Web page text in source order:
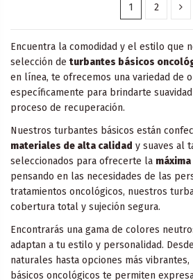
1 2
Encuentra la comodidad y el estilo que
selección de turbantes básicos
en línea, te ofrecemos una variedad de
específicamente para brindarte
proceso de recuperación.
Nuestros turbantes básicos están
materiales de alta calidad y suaves al
seleccionados para ofrecerte la
pensando en las necesidades de las
tratamientos oncológicos, nuestros
cobertura total y sujeción segura.
Encontrarás una gama de colores
adaptan a tu estilo y personalidad.
naturales hasta opciones más
básicos oncológicos te permiten